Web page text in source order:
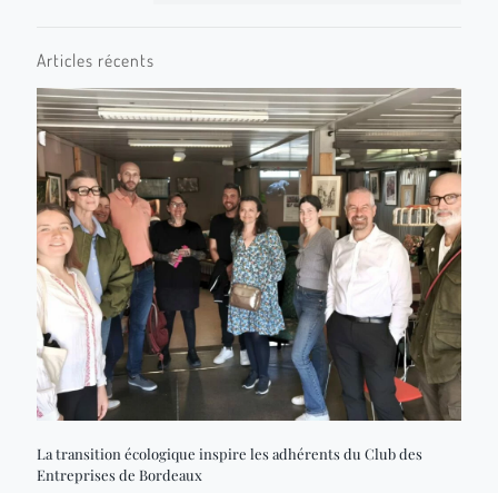
Articles récents
La transition écologique inspire les adhérents du Club des
Entreprises de Bordeaux